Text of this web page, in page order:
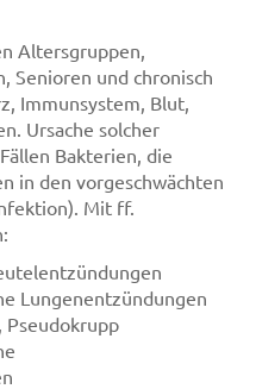
Altersgruppen,
Senioren und chronisch
Immunsystem, Blut,
Ursache solcher
Bakterien, die
in den vorgeschwächten
Mit ff.
Lungenentzündungen